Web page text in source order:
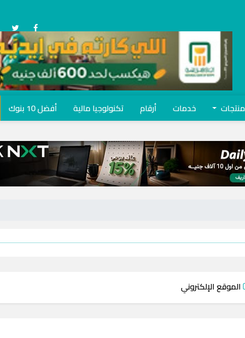
منتجات خدمات أرقام تكنولوجيا مالية أفضل 10 بنوك
الموقع الإلكتروني